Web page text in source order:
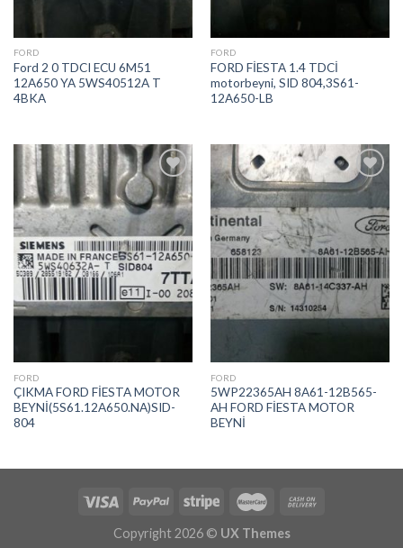
FORD
Ford 2 0 TDCI ECU 6M51
12A650 YA 5WS40512A T
4BKA
FORD
FORD FİESTA 1.4 TDCİ
motorbeyni, SID 804,3S61-
12A650-LB
İstek
Listeme
Ekle
FORD
ÇIKMA FORD FİESTA MOTOR
BEYNİ(5S61.12A650.NA)SID-
804
İstek
Listeme
Ekle
FORD
5WP22365AH 8A61-12B565-
AH FORD FİESTA MOTOR
BEYNİ
Copyright 2026 © UX Themes